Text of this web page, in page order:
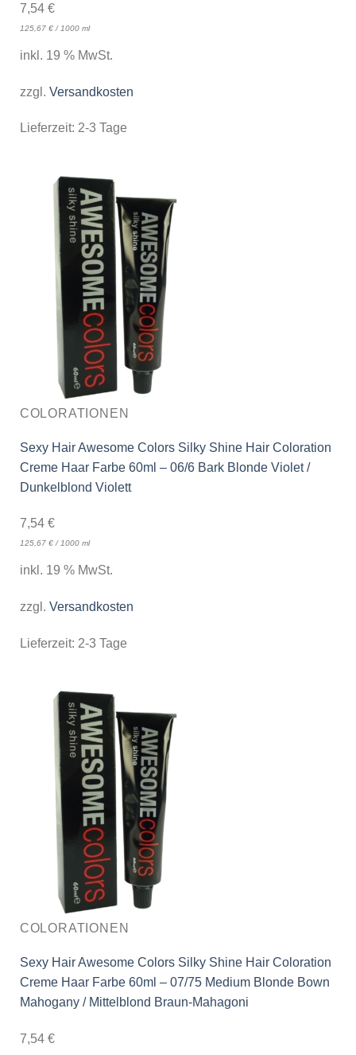
7,54 €
125,67 €/ 1000 ml
inkl. 19 % MwSt.
zzgl. Versandkosten
Lieferzeit: 2-3 Tage
COLORATIONEN
Sexy Hair Awesome Colors Silky Shine Hair Coloration
Creme Haar Farbe 60ml – 06/6 Bark Blonde Violet /
Dunkelblond Violett
7,54 €
125,67 €/1000 ml
inkl. 19 % MwSt.
zzgl. Versandkosten
Lieferzeit: 2-3 Tage
COLORATIONEN
Sexy Hair Awesome Colors Silky Shine Hair Coloration
Creme Haar Farbe 60ml – 07/75 Medium Blonde Bown
Mahogany / Mittelblond Braun-Mahagoni
7,54 €